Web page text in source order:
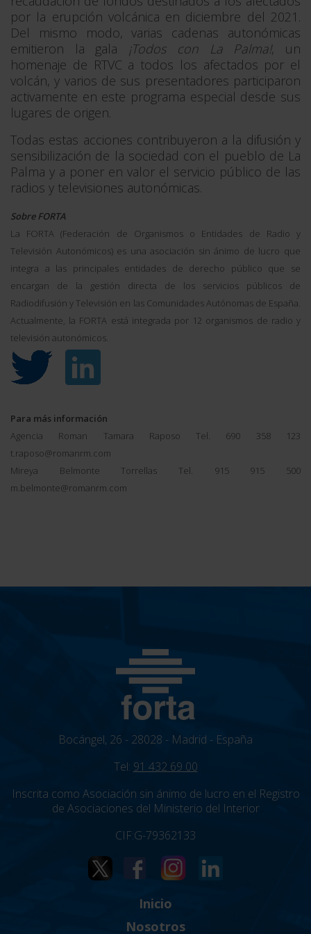
por la erupción volcánica en diciembre del 2021.
Del mismo modo, varias cadenas autonómicas
emitieron la gala ¡Todos con La Palma!, un
homenaje de RTVC a todos los afectados por el
volcán, y varios de sus presentadores participaron
activamente en este programa especial desde sus
lugares de origen.
Todas estas acciones contribuyeron a la difusión y
sensibilización de la sociedad con el pueblo de La
Palma y a poner en valor el servicio público de las
radios y televisiones autonómicas.
Sobre FORTA
La FORTA (Federación de Organismos o Entidades de Radio y
Televisión Autonómicos) es una asociación sin ánimo de lucro que
integra a las principales entidades de derecho público que se
encargan de la gestión directa de los servicios públicos de
Radiodifusión y Televisión en las Comunidades Autónomas de España.
Actualmente, la FORTA está integrada por 12 organismos de radio y
televisión autonómicos.
Para más información
Agencia Roman Tamara Raposo Tel. 690 358 123
t.raposo@romanrm.com
Mireya Belmonte Torrellas Tel. 915 915 500
m.belmonte@romanrm.com
Bocángel, 26 - 28028 - Madrid - España
Tel: 91 432 69 00
Inscrita como Asociación sin ánimo de lucro en el Registro
de Asociaciones del Ministerio del Interior
CIF:G-79362133
Inicio
Nosotros